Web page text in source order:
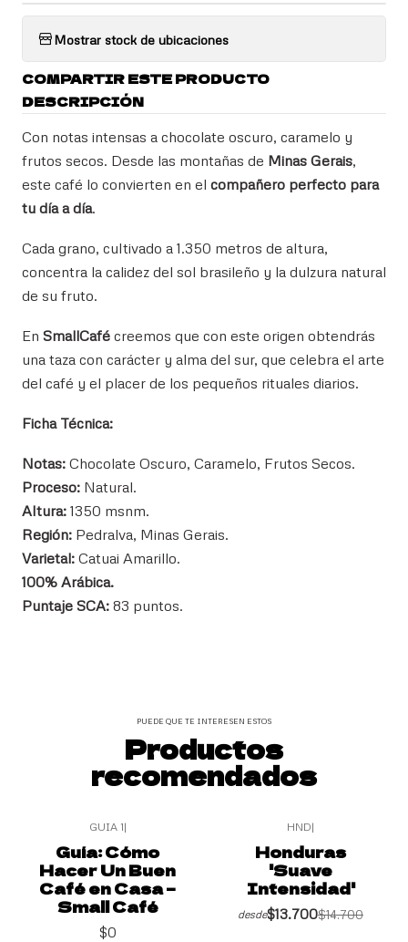
Mostrar stock de ubicaciones
COMPARTIR ESTE PRODUCTO
DESCRIPCIÓN
Con notas intensas a chocolate oscuro, caramelo y
frutos secos. Desde las montañas de Minas Gerais,
este café lo convierten en el compañero perfecto para
tu día a día.
Cada grano, cultivado a 1.350 metros de altura,
concentra la calidez del sol brasileño y la dulzura natural
de su fruto.
En SmallCafé creemos que con este origen obtendrás
una taza con carácter y alma del sur, que celebra el arte
del café y el placer de los pequeños rituales diarios.
Ficha Técnica:
Notas: Chocolate Oscuro, Caramelo, Frutos Secos.
Proceso: Natural.
Altura: 1350 msnm.
Región: Pedralva, Minas Gerais.
Varietal: Catuai Amarillo.
100% Arábica.
Puntaje SCA: 83 puntos.
PUEDE QUE TE INTERESEN ESTOS
Productos
recomendados
GUIA 1|
Guía: Cómo
Hacer Un Buen
Café en Casa –
Small Café
$0
HND|
Honduras
'Suave
Intensidad'
desde$13.700$14.700